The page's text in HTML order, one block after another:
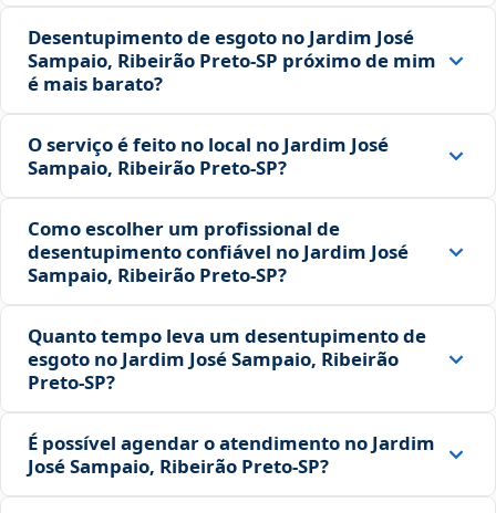
Desentupimento de esgoto no Jardim José
Sampaio, Ribeirão Preto‑SP próximo de mim
é mais barato?
O serviço é feito no local no Jardim José
Sampaio, Ribeirão Preto‑SP?
Como escolher um profissional de
desentupimento confiável no Jardim José
Sampaio, Ribeirão Preto‑SP?
Quanto tempo leva um desentupimento de
esgoto no Jardim José Sampaio, Ribeirão
Preto‑SP?
É possível agendar o atendimento no Jardim
José Sampaio, Ribeirão Preto‑SP?